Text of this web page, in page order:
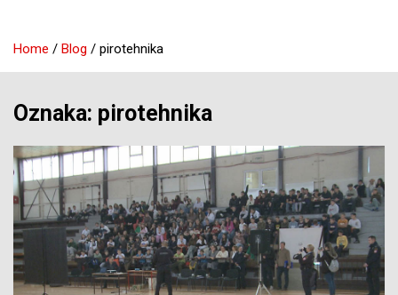
Home Blog pirotehnika
Oznaka: pirotehnika